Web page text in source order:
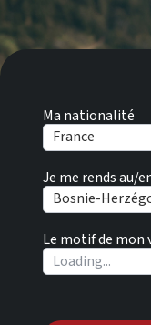
Ma nationalité
France
Je me rends au/
Bosnie-
Le motif de mon